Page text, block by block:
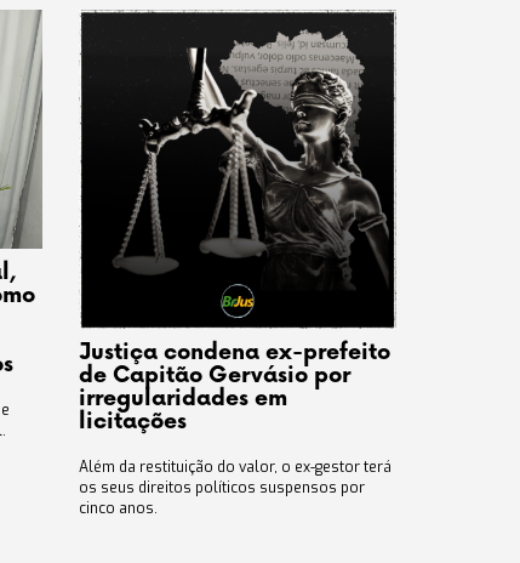
Justiça condena ex-prefeito
de Capitão Gervásio por
irregularidades em
licitações
Além da restituição do valor, o ex-gestor terá
os seus direitos políticos suspensos por
cinco anos.